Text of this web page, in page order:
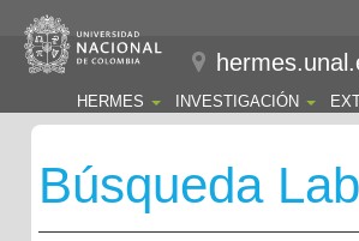
HERMES INVESTIGACIÓN
Búsqueda